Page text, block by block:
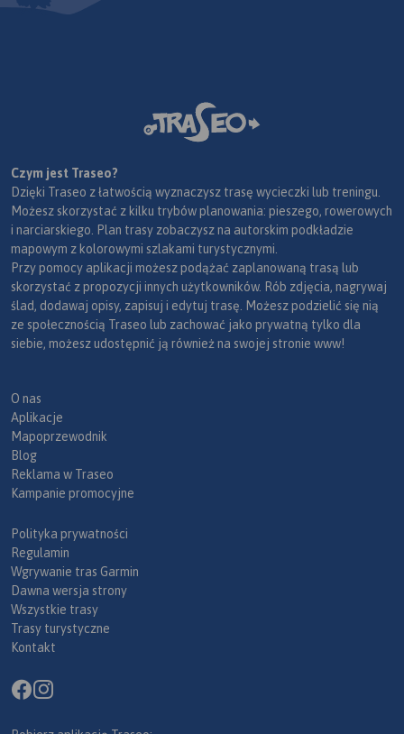
Czym jest Traseo?
Dzięki Traseo z łatwością wyznaczysz trasę wycieczki lub treningu.
Możesz skorzystać z kilku trybów planowania: pieszego, rowerowych
i narciarskiego. Plan trasy zobaczysz na autorskim podkładzie
mapowym z kolorowymi szlakami turystycznymi.
Przy pomocy aplikacji możesz podążać zaplanowaną trasą lub
skorzystać z propozycji innych użytkowników. Rób zdjęcia, nagrywaj
ślad, dodawaj opisy, zapisuj i edytuj trasę. Możesz podzielić się nią
ze społecznością Traseo lub zachować jako prywatną tylko dla
siebie, możesz udostępnić ją również na swojej stronie www!
O nas
Aplikacje
Mapoprzewodnik
Blog
Reklama w Traseo
Kampanie promocyjne
Polityka prywatności
Regulamin
Wgrywanie tras Garmin
Dawna wersja strony
Wszystkie trasy
Trasy turystyczne
Kontakt